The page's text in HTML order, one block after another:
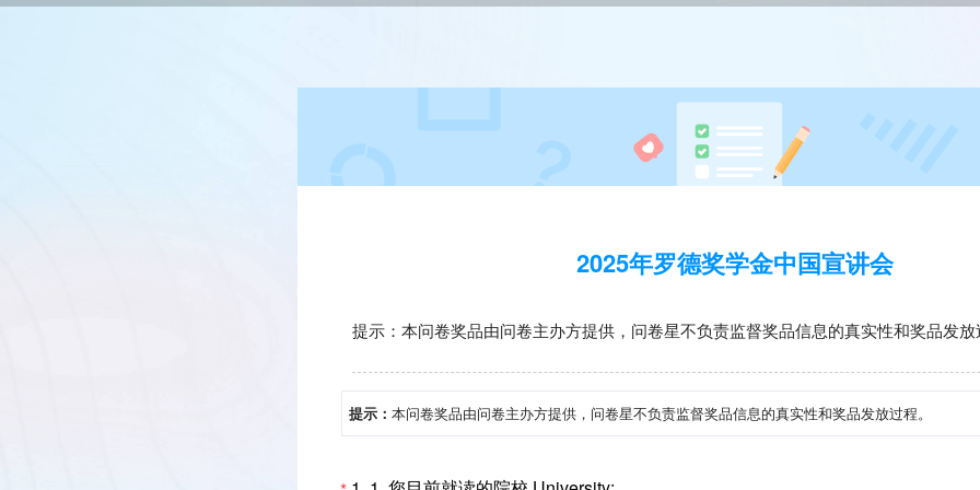
2025年罗德奖学金中国宣讲会
提示：本问卷奖品由问卷主办方提供，问卷星不负责监督奖品信息的真实性和奖品发
提示： 本问卷奖品由问卷主办方提供，问卷星不负责监督奖品信息的真实性和奖品发放过程。